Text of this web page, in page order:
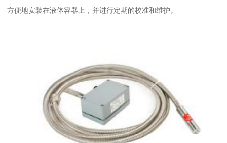
方便地安装在液体容器上，并进行定期的校准和维护。